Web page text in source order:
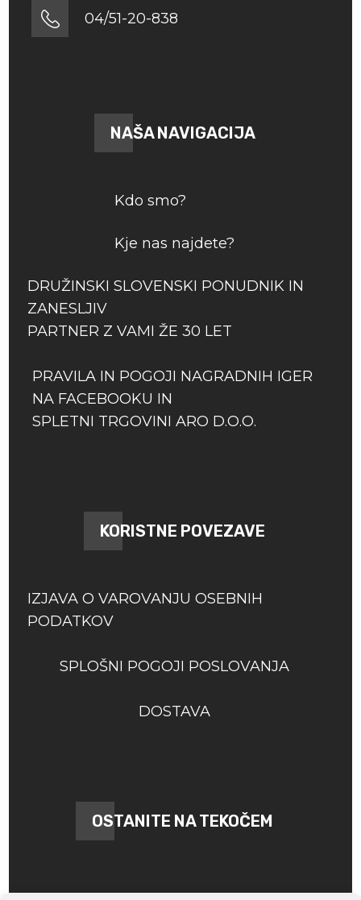
04/51-20-838
NAŠA NAVIGACIJA
Kdo smo?
Kje nas najdete?
DRUŽINSKI SLOVENSKI PONUDNIK IN
ZANESLJIV
PARTNER Z VAMI ŽE 30 LET
PRAVILA IN POGOJI NAGRADNIH IGER
NA FACEBOOKU IN
SPLETNI TRGOVINI ARO D.O.O.
KORISTNE POVEZAVE
IZJAVA O VAROVANJU OSEBNIH
PODATKOV
SPLOŠNI POGOJI POSLOVANJA
DOSTAVA
OSTANITE NA TEKOČEM